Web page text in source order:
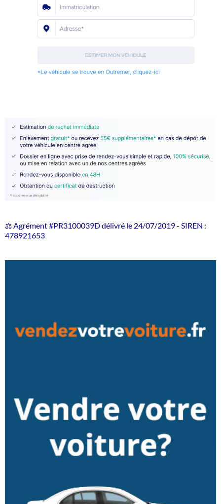
⚖️ Agrément #PR3100039D délivré le 24/07/2019 - SIREN :
478921653